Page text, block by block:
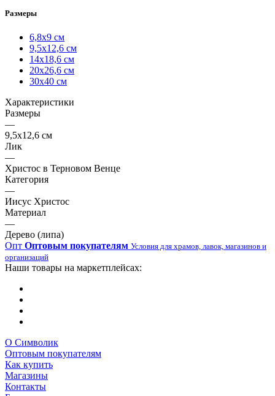
Размеры
6,8х9 см
9,5х12,6 см
14х18,6 см
20х26,6 см
30х40 см
Характеристики
Размеры
—
9,5х12,6 см
Лик
—
Христос в Терновом Венце
Категория
—
Иисус Христос
Материал
—
Дерево (липа)
Опт Оптовым покупателям Условия для храмов, лавок, магазинов и
организаций
Наши товары на маркетплейсах:
О Символик
Оптовым покупателям
Как купить
Магазины
Контакты